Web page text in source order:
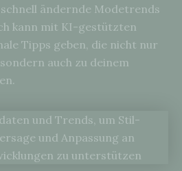
ändernde Modetrends
kann mit KI-gestützten
Tipps geben, die nicht nur
auch zu deinem